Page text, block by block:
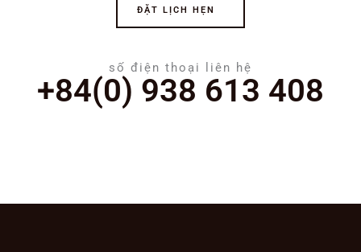
ĐẶT LỊCH HẸN
số điện thoại liên hệ
+84(0) 938 613 408